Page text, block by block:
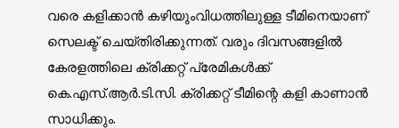
വരെ കളിക്കാൻ കഴിയുംവിധത്തിലുള്ള ടീമിനെയാണ്
സെലക്ട് ചെയ്തിരിക്കുന്നത്. വരും ദിവസങ്ങളിൽ
കേരളത്തിലെ ക്രിക്കറ്റ് പ്രേമികൾക്ക്
കെ.എസ്.ആർ.ടി.സി. ക്രിക്കറ്റ് ടീമിന്റെ കളി കാണാൻ
സാധിക്കും.